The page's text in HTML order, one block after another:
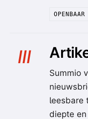
III
Summio
leesbare
diepte